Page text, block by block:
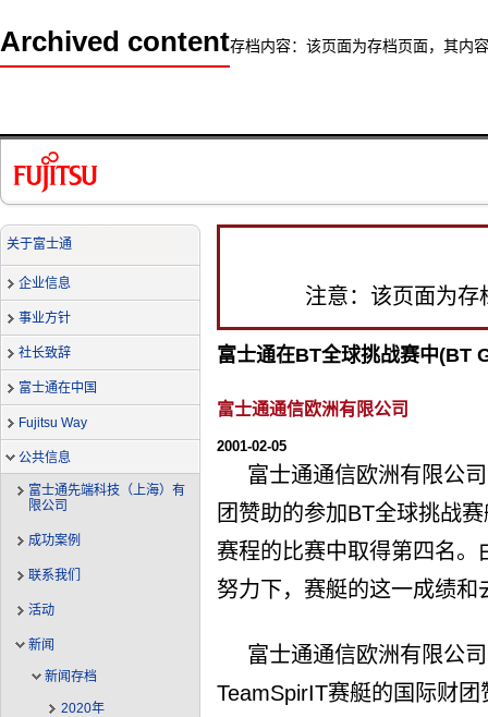
Archived content存档内容：该页面为存档页面，其内
关于富士通
企业信息
事业方针
社长致辞
富士通在中国
Fujitsu Way
公共信息
富士通先端科技（上海）有
限公司
成功案例
联系我们
活动
新闻
新闻存档
2020年
注意：该页面为
富士通在BT全球挑战赛中(BT
富士通通信欧洲有限公司
2001-02-05
富士通通信欧洲有限公
团赞助的参加BT全球挑战
赛程的比赛中取得第四名
努力下，赛艇的这一成绩和
富士通通信欧洲有限公
TeamSpirIT赛艇的国际财